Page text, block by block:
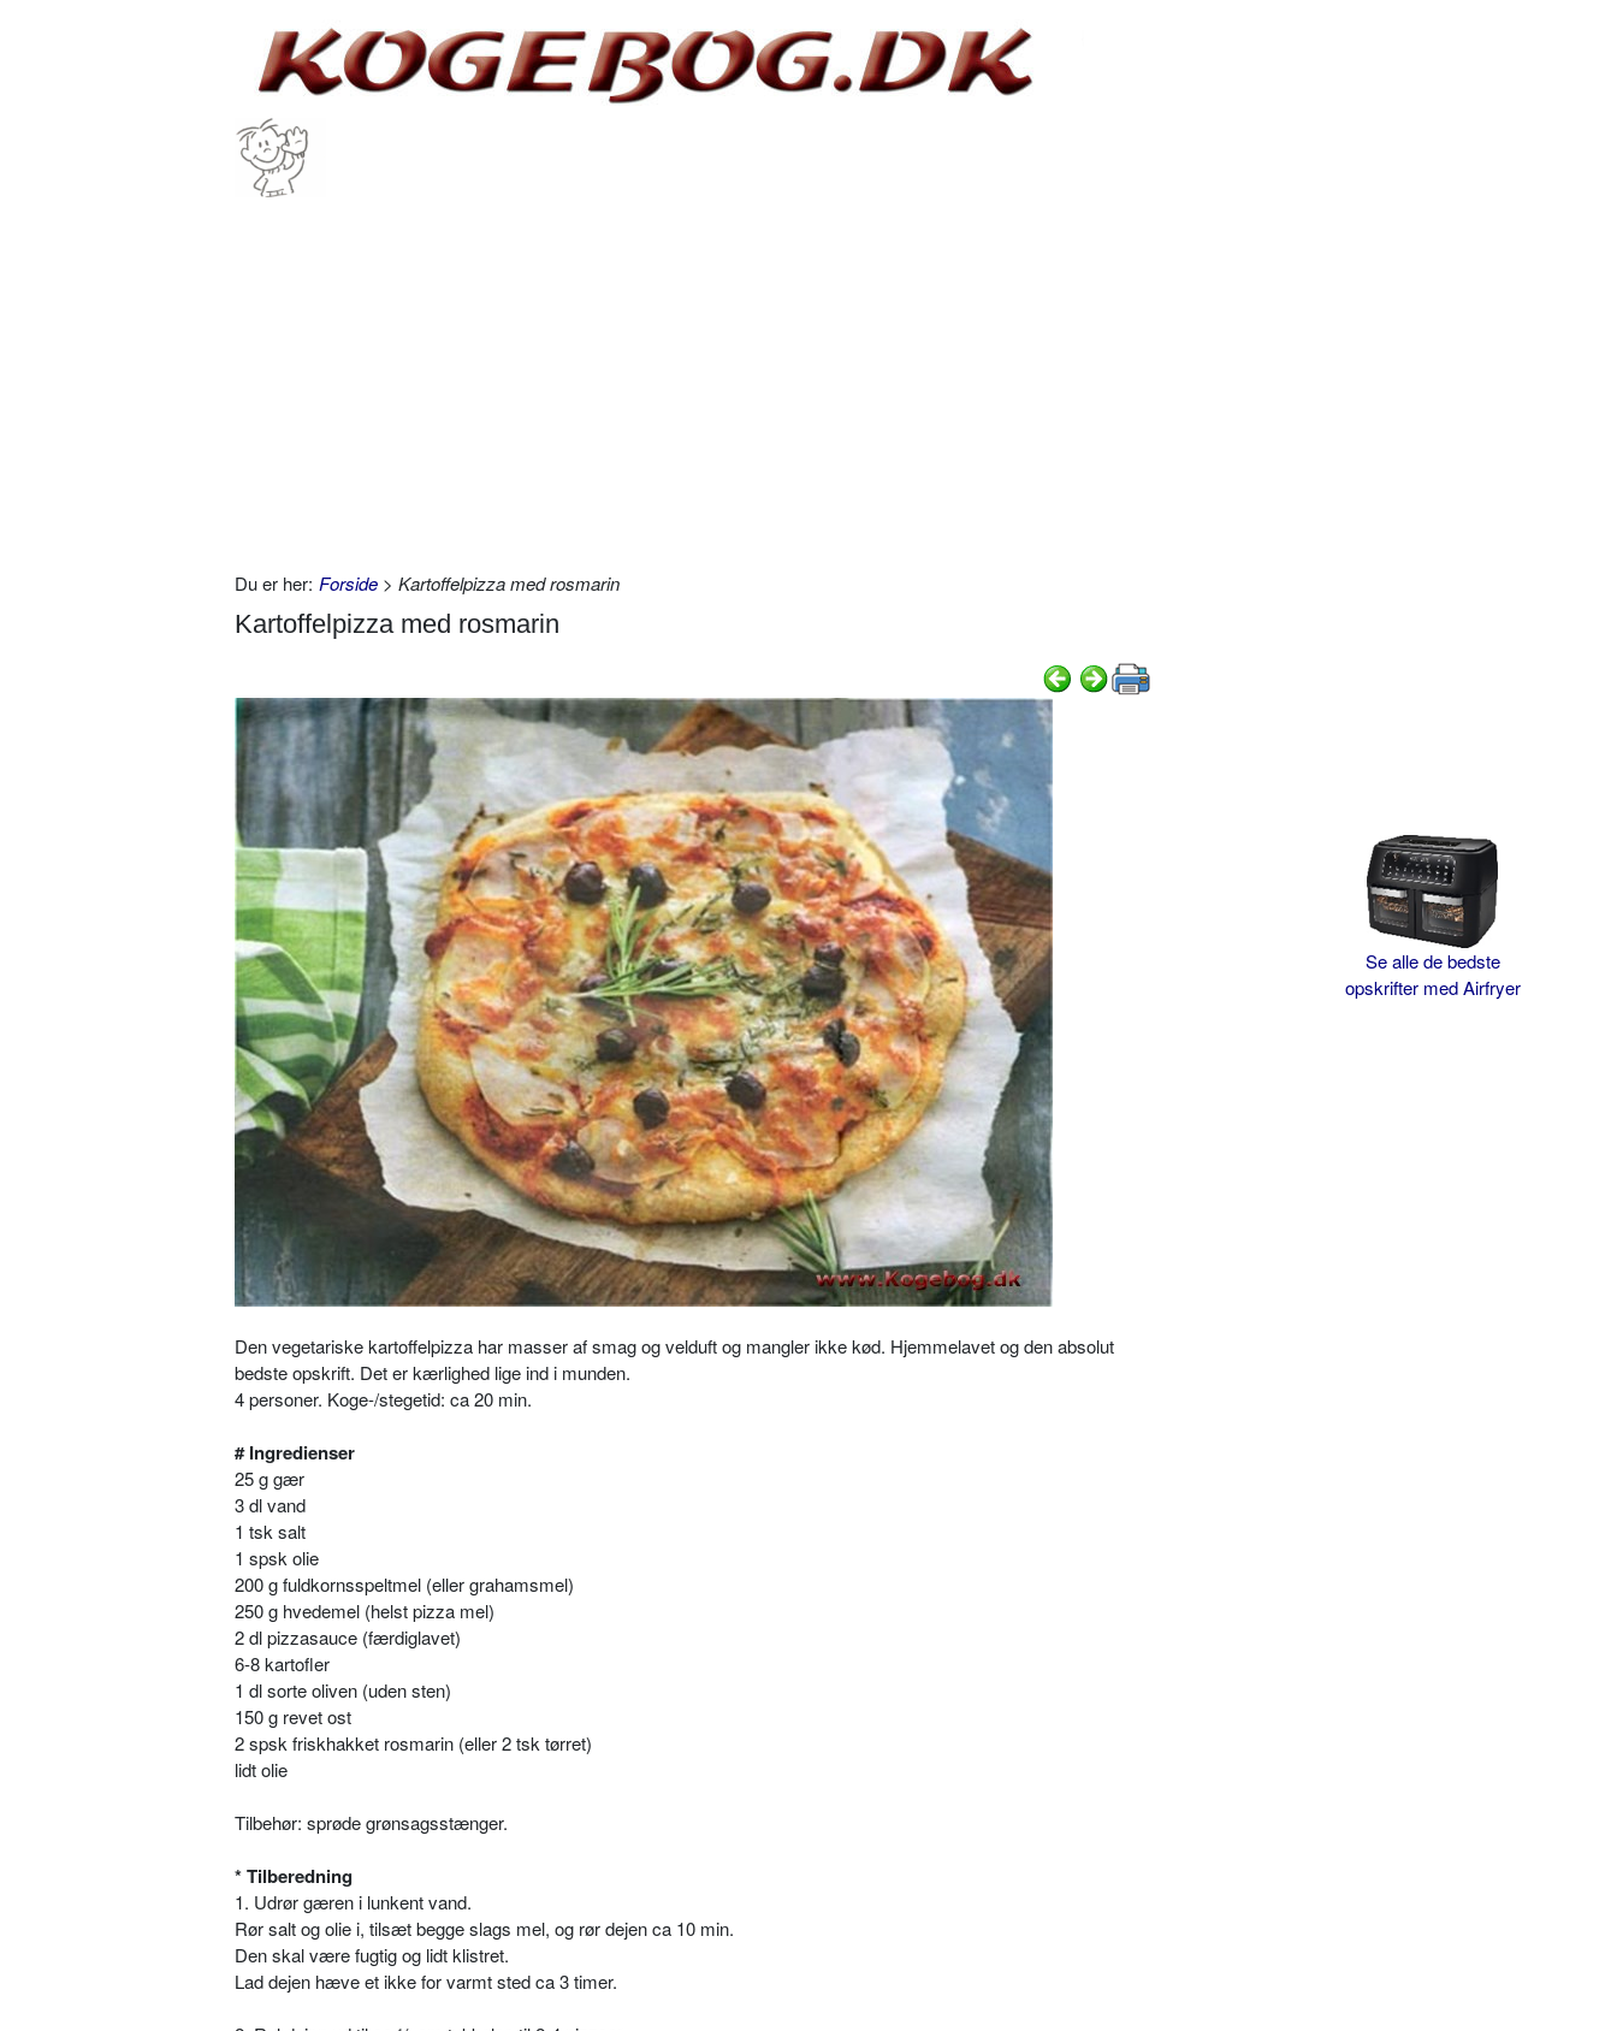
Du er her: Forside > Kartoffelpizza med rosmarin
Kartoffelpizza med rosmarin
Den vegetariske kartoffelpizza har masser af smag og velduft og mangler ikke kød. Hjemmelavet og den absolut
bedste opskrift. Det er kærlighed lige ind i munden.
4 personer. Koge-/stegetid: ca 20 min.
# Ingredienser
25 g gær
3 dl vand
1 tsk salt
1 spsk olie
200 g fuldkornsspeltmel (eller grahamsmel)
250 g hvedemel (helst pizza mel)
2 dl pizzasauce (færdiglavet)
6-8 kartofler
1 dl sorte oliven (uden sten)
150 g revet ost
2 spsk friskhakket rosmarin (eller 2 tsk tørret)
lidt olie
Tilbehør: sprøde grønsagsstænger.
* Tilberedning
1. Udrør gæren i lunkent vand.
Rør salt og olie i, tilsæt begge slags mel, og rør dejen ca 10 min.
Den skal være fugtig og lidt klistret.
Lad dejen hæve et ikke for varmt sted ca 3 timer.
Se alle de bedste
opskrifter med Airfryer